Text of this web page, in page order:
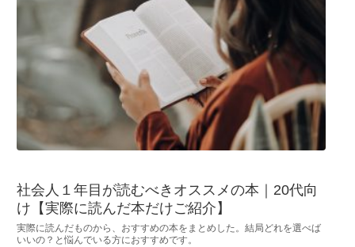
社会人１年目が読むべきオススメの本｜20代向
け【実際に読んだ本だけご紹介】
実際に読んだものから、おすすめの本をまとめした。結局どれを選べば
いいの？と悩んでいる方におすすめです。